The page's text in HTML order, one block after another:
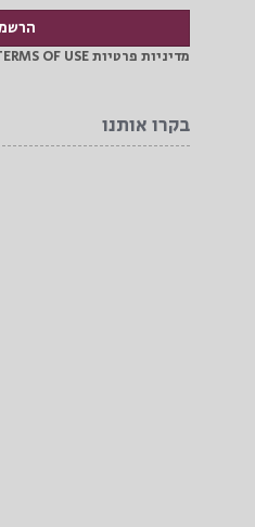
מדיניות פרטיות TERMS OF USE
בקרו אותנו